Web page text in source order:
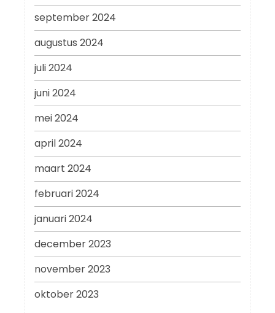
september 2024
augustus 2024
juli 2024
juni 2024
mei 2024
april 2024
maart 2024
februari 2024
januari 2024
december 2023
november 2023
oktober 2023